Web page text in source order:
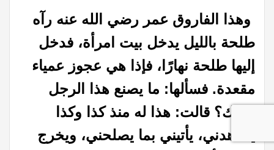
وهذا الفاروق عمر رضي الله عنه رآه
طلحة بالليل يدخل بيت امرأة، فدخل
إليها طلحة نهارًا، فإذا هي عجوز عمياء
مقعدة. فسألها: ما يصنع هذا الرجل
عندك؟ قالت: هذا له منذ كذا وكذا
يتعاهدني، يأتيني بما يصلحني، ويخرج